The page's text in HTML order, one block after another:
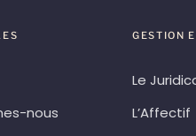
nous
GESTION
Le
L’Affectif